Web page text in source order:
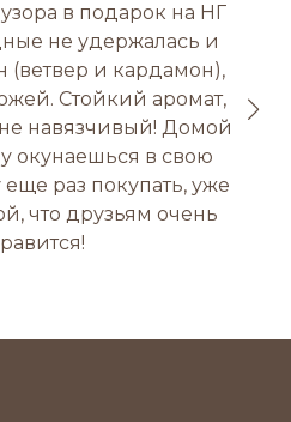
в подарок на НГ
не удержалась и
(ветвер и кардамон),
Стойкий аромат,
навязчивый! Домой
окунаешься в свою
раз покупать, уже
что друзьям очень